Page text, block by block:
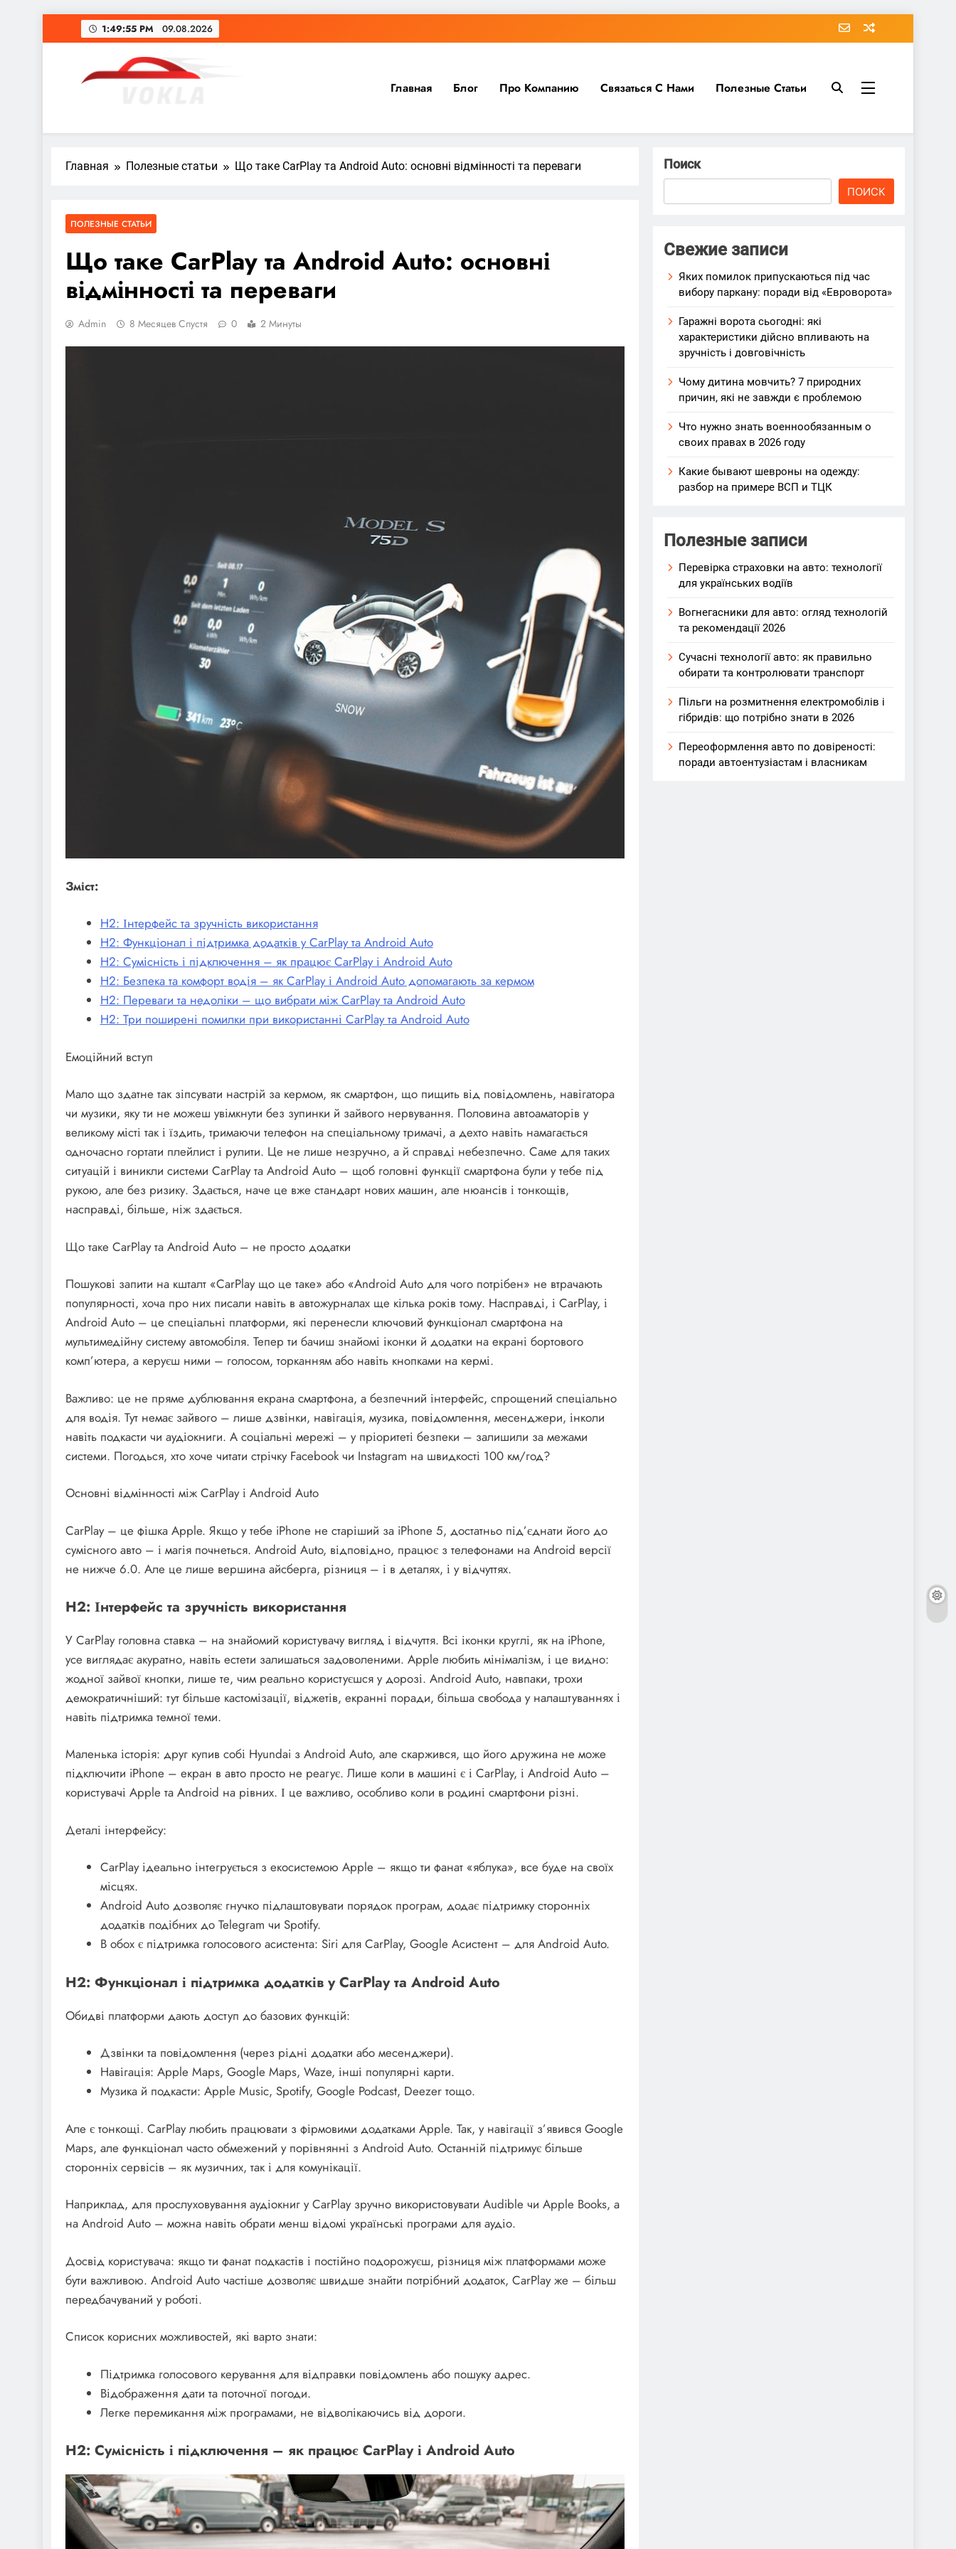
Перейти
1:49:57 PM 09.08.2026
vokla.vn.ua
Главная Блог Про Компанию Связаться С Нами Полезные Статьи
Главная Полезные статьи Що таке CarPlay та Android Auto: основні відмінності та переваги
ПОЛЕЗНЫЕ СТАТЬИ
Що таке CarPlay та Android Auto: основні
відмінності та переваги
Admin 8 Месяцев Спустя 0 2 Минуты
Зміст:
H2: Інтерфейс та зручність використання
H2: Функціонал і підтримка додатків у CarPlay та Android Auto
H2: Сумісність і підключення – як працює CarPlay і Android Auto
H2: Безпека та комфорт водія – як CarPlay і Android Auto допомагають за кермом
H2: Переваги та недоліки – що вибрати між CarPlay та Android Auto
H2: Три поширені помилки при використанні CarPlay та Android Auto
Емоційний вступ
Мало що здатне так зіпсувати настрій за кермом, як смартфон, що пищить від повідомлень, навігатора
чи музики, яку ти не можеш увімкнути без зупинки й зайвого нервування. Половина автоаматорів у
великому місті так і їздить, тримаючи телефон на спеціальному тримачі, а дехто навіть намагається
одночасно гортати плейлист і рулити. Це не лише незручно, а й справді небезпечно. Саме для таких
ситуацій і виникли системи CarPlay та Android Auto – щоб головні функції смартфона були у тебе під
рукою, але без ризику. Здається, наче це вже стандарт нових машин, але нюансів і тонкощів,
насправді, більше, ніж здається.
Що таке CarPlay та Android Auto – не просто додатки
Пошукові запити на кшталт «CarPlay що це таке» або «Android Auto для чого потрібен» не втрачають
популярності, хоча про них писали навіть в автожурналах ще кілька років тому. Насправді, і CarPlay, і
Android Auto – це спеціальні платформи, які перенесли ключовий функціонал смартфона на
мультимедійну систему автомобіля. Тепер ти бачиш знайомі іконки й додатки на екрані бортового
комп’ютера, а керуєш ними – голосом, торканням або навіть кнопками на кермі.
Важливо: це не пряме дублювання екрана смартфона, а безпечний інтерфейс, спрощений спеціально
для водія. Тут немає зайвого – лише дзвінки, навігація, музика, повідомлення, месенджери, інколи
навіть подкасти чи аудіокниги. А соціальні мережі – у пріоритеті безпеки – залишили за межами
системи. Погодься, хто хоче читати стрічку Facebook чи Instagram на швидкості 100 км/год?
Основні відмінності між CarPlay і Android Auto
CarPlay – це фішка Apple. Якщо у тебе iPhone не старіший за iPhone 5, достатньо під’єднати його до
сумісного авто – і магія почнеться. Android Auto, відповідно, працює з телефонами на Android версії
не нижче 6.0. Але це лише вершина айсберга, різниця – і в деталях, і у відчуттях.
H2: Інтерфейс та зручність використання
У CarPlay головна ставка – на знайомий користувачу вигляд і відчуття. Всі іконки круглі, як на iPhone,
усе виглядає акуратно, навіть естети залишаться задоволеними. Apple любить мінімалізм, і це видно:
жодної зайвої кнопки, лише те, чим реально користуєшся у дорозі. Android Auto, навпаки, трохи
демократичніший: тут більше кастомізації, віджетів, екранні поради, більша свобода у налаштуваннях і
навіть підтримка темної теми.
Маленька історія: друг купив собі Hyundai з Android Auto, але скаржився, що його дружина не може
підключити iPhone – екран в авто просто не реагує. Лише коли в машині є і CarPlay, і Android Auto –
користувачі Apple та Android на рівних. І це важливо, особливо коли в родині смартфони різні.
Деталі інтерфейсу:
CarPlay ідеально інтегрується з екосистемою Apple – якщо ти фанат «яблука», все буде на своїх
місцях.
Android Auto дозволяє гнучко підлаштовувати порядок програм, додає підтримку сторонніх
додатків подібних до Telegram чи Spotify.
В обох є підтримка голосового асистента: Siri для CarPlay, Google Асистент – для Android Auto.
H2: Функціонал і підтримка додатків у CarPlay та Android Auto
Обидві платформи дають доступ до базових функцій:
Дзвінки та повідомлення (через рідні додатки або месенджери).
Навігація: Apple Maps, Google Maps, Waze, інші популярні карти.
Музика й подкасти: Apple Music, Spotify, Google Podcast, Deezer тощо.
Але є тонкощі. CarPlay любить працювати з фірмовими додатками Apple. Так, у навігації з’явився Google
Maps, але функціонал часто обмежений у порівнянні з Android Auto. Останній підтримує більше
сторонніх сервісів – як музичних, так і для комунікації.
Наприклад, для прослуховування аудіокниг у CarPlay зручно використовувати Audible чи Apple Books, а
на Android Auto – можна навіть обрати менш відомі українські програми для аудіо.
Досвід користувача: якщо ти фанат подкастів і постійно подорожуєш, різниця між платформами може
бути важливою. Android Auto частіше дозволяє швидше знайти потрібний додаток, CarPlay же – більш
передбачуваний у роботі.
Список корисних можливостей, які варто знати:
Підтримка голосового керування для відправки повідомлень або пошуку адрес.
Відображення дати та поточної погоди.
Легке перемикання між програмами, не відволікаючись від дороги.
H2: Сумісність і підключення – як працює CarPlay і Android Auto
Поиск
ПОИСК
Свежие записи
Яких помилок припускаються під час
вибору паркану: поради від «Евроворота»
Гаражні ворота сьогодні: які
характеристики дійсно впливають на
зручність і довговічність
Чому дитина мовчить? 7 природних
причин, які не завжди є проблемою
Что нужно знать военнообязанным о
своих правах в 2026 году
Какие бывают шевроны на одежду:
разбор на примере ВСП и ТЦК
Полезные записи
Перевірка страховки на авто: технології
для українських водіїв
Вогнегасники для авто: огляд технологій
та рекомендації 2026
Сучасні технології авто: як правильно
обирати та контролювати транспорт
Пільги на розмитнення електромобілів і
гібридів: що потрібно знати в 2026
Переоформлення авто по довіреності:
поради автоентузіастам і власникам